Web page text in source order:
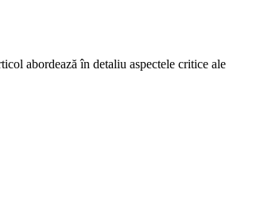
abordează în detaliu aspectele critice ale